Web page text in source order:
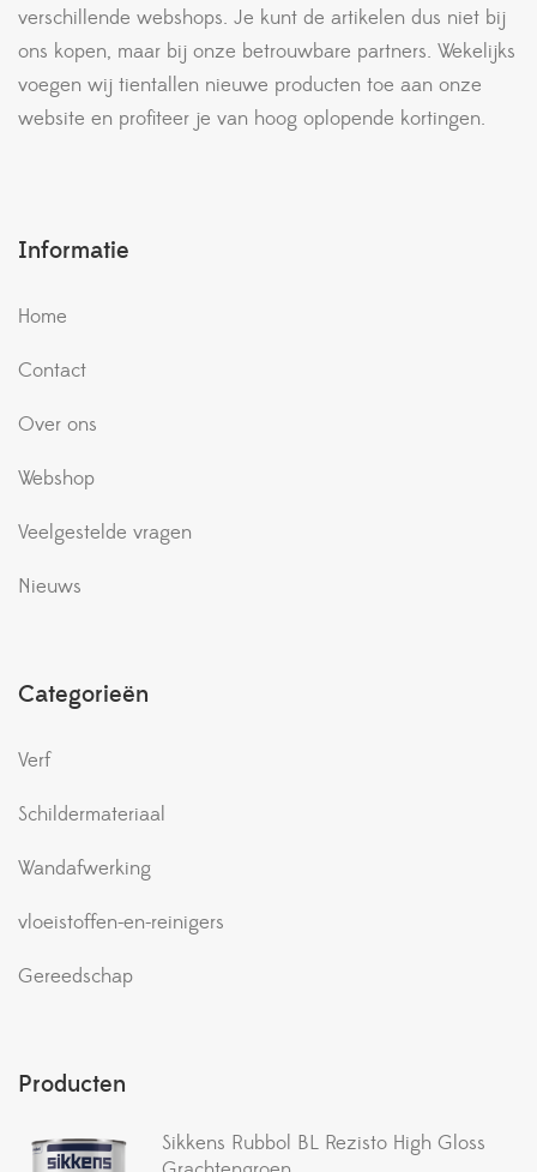
verschillende webshops. Je kunt de artikelen dus niet bij
ons kopen, maar bij onze betrouwbare partners. Wekelijks
voegen wij tientallen nieuwe producten toe aan onze
website en profiteer je van hoog oplopende kortingen.
Informatie
Home
Contact
Over ons
Webshop
Veelgestelde vragen
Nieuws
Categorieën
Verf
Schildermateriaal
Wandafwerking
vloeistoffen-en-reinigers
Gereedschap
Producten
Sikkens Rubbol BL Rezisto High Gloss